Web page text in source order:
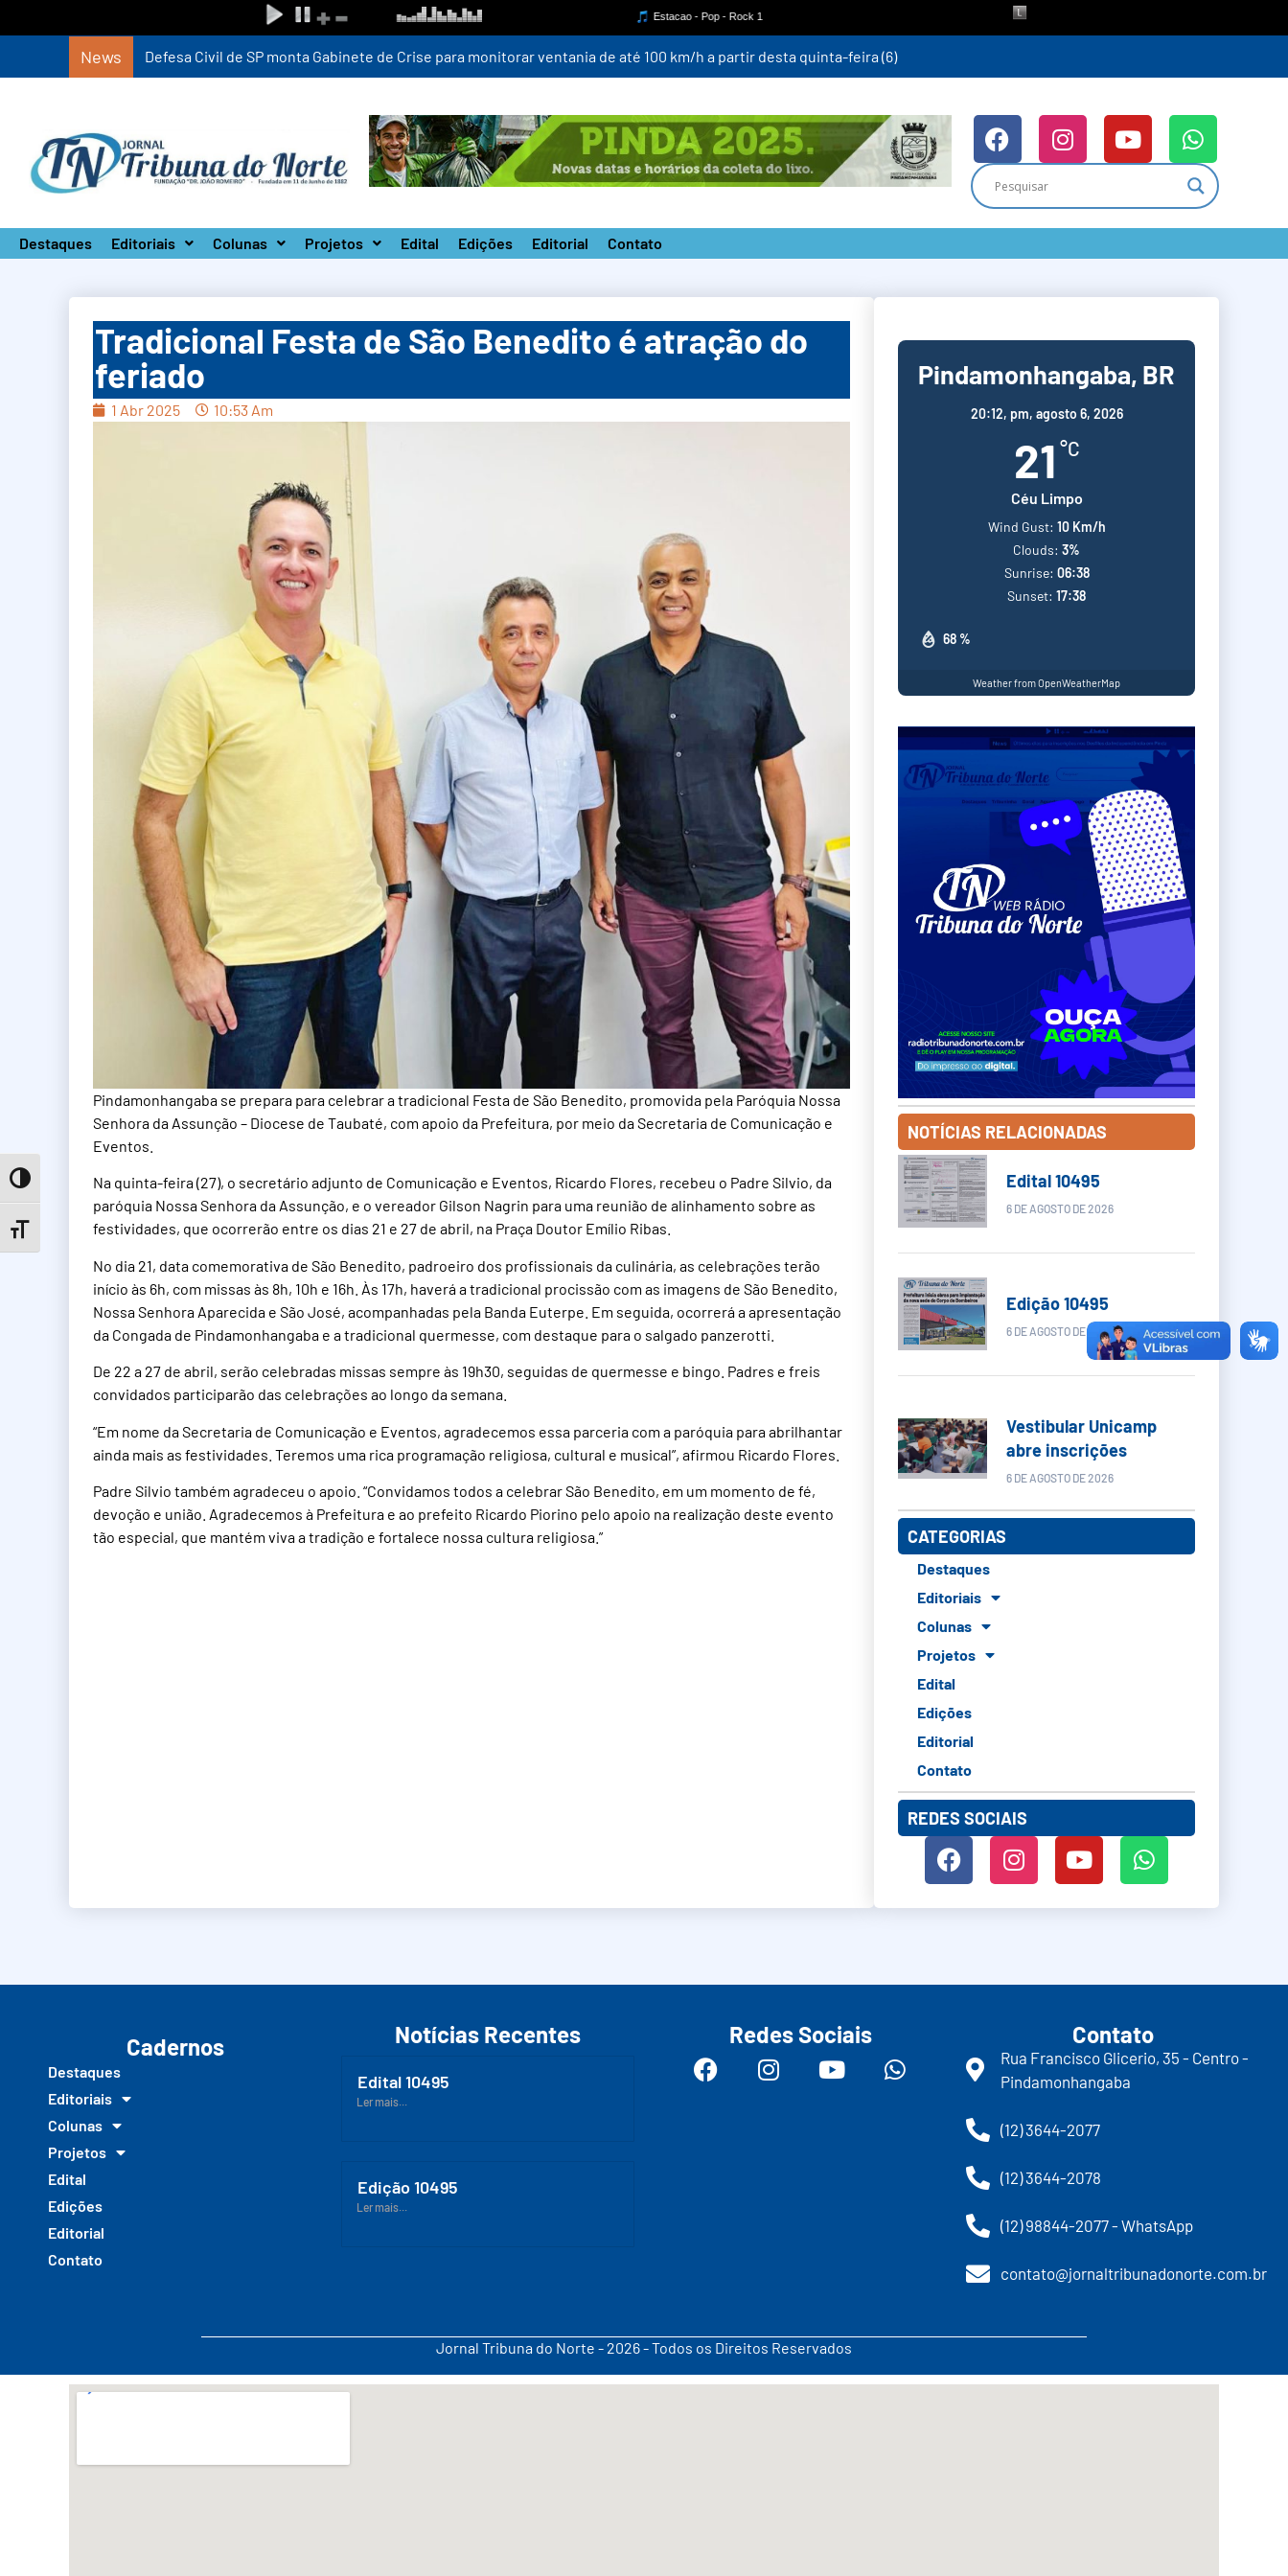
Toggle High Contrast
Toggle Font size
News Defesa Civil de SP monta Gabinete de Crise para monitorar ventania de até 100 km/h a partir desta quinta-feira (6)
Destaques Editoriais Colunas Projetos Edital Edições Editorial Contato
Tradicional Festa de São Benedito é atração do
feriado
1 Abr 2025 10:53 Am
Pindamonhangaba se prepara para celebrar a tradicional Festa de São Benedito, promovida pela Paróquia Nossa
Senhora da Assunção – Diocese de Taubaté, com apoio da Prefeitura, por meio da Secretaria de Comunicação e
Eventos.
Na quinta-feira (27), o secretário adjunto de Comunicação e Eventos, Ricardo Flores, recebeu o Padre Silvio, da
paróquia Nossa Senhora da Assunção, e o vereador Gilson Nagrin para uma reunião de alinhamento sobre as
festividades, que ocorrerão entre os dias 21 e 27 de abril, na Praça Doutor Emílio Ribas.
No dia 21, data comemorativa de São Benedito, padroeiro dos profissionais da culinária, as celebrações terão
início às 6h, com missas às 8h, 10h e 16h. Às 17h, haverá a tradicional procissão com as imagens de São Benedito,
Nossa Senhora Aparecida e São José, acompanhadas pela Banda Euterpe. Em seguida, ocorrerá a apresentação
da Congada de Pindamonhangaba e a tradicional quermesse, com destaque para o salgado panzerotti.
De 22 a 27 de abril, serão celebradas missas sempre às 19h30, seguidas de quermesse e bingo. Padres e freis
convidados participarão das celebrações ao longo da semana.
“Em nome da Secretaria de Comunicação e Eventos, agradecemos essa parceria com a paróquia para abrilhantar
ainda mais as festividades. Teremos uma rica programação religiosa, cultural e musical”, afirmou Ricardo Flores.
Padre Silvio também agradeceu o apoio. “Convidamos todos a celebrar São Benedito, em um momento de fé,
devoção e união. Agradecemos à Prefeitura e ao prefeito Ricardo Piorino pelo apoio na realização deste evento
tão especial, que mantém viva a tradição e fortalece nossa cultura religiosa.”
Pindamonhangaba, BR
20:12, pm, agosto 6, 2026
21 °C
Céu Limpo
68 %
Wind Gust: 10 Km/h
Clouds: 3%
Sunrise: 06:38
Sunset: 17:38
Weather from OpenWeatherMap
NOTÍCIAS RELACIONADAS
Edital 10495
6 DE AGOSTO DE 2026
Edição 10495
6 DE AGOSTO DE 2026
Vestibular Unicamp
abre inscrições
6 DE AGOSTO DE 2026
CATEGORIAS
Destaques
Editoriais
Colunas
Projetos
Edital
Edições
Editorial
Contato
REDES SOCIAIS
Cadernos
Destaques
Editoriais
Colunas
Projetos
Edital
Edições
Editorial
Contato
Notícias Recentes
Edital 10495
Ler mais...
Edição 10495
Ler mais...
Redes Sociais Contato
Rua Francisco Glicerio, 35 - Centro -
Pindamonhangaba
(12) 3644-2077
(12) 3644-2078
(12) 98844-2077 - WhatsApp
contato@jornaltribunadonorte.com.br
Jornal Tribuna do Norte - 2026 - Todos os Direitos Reservados